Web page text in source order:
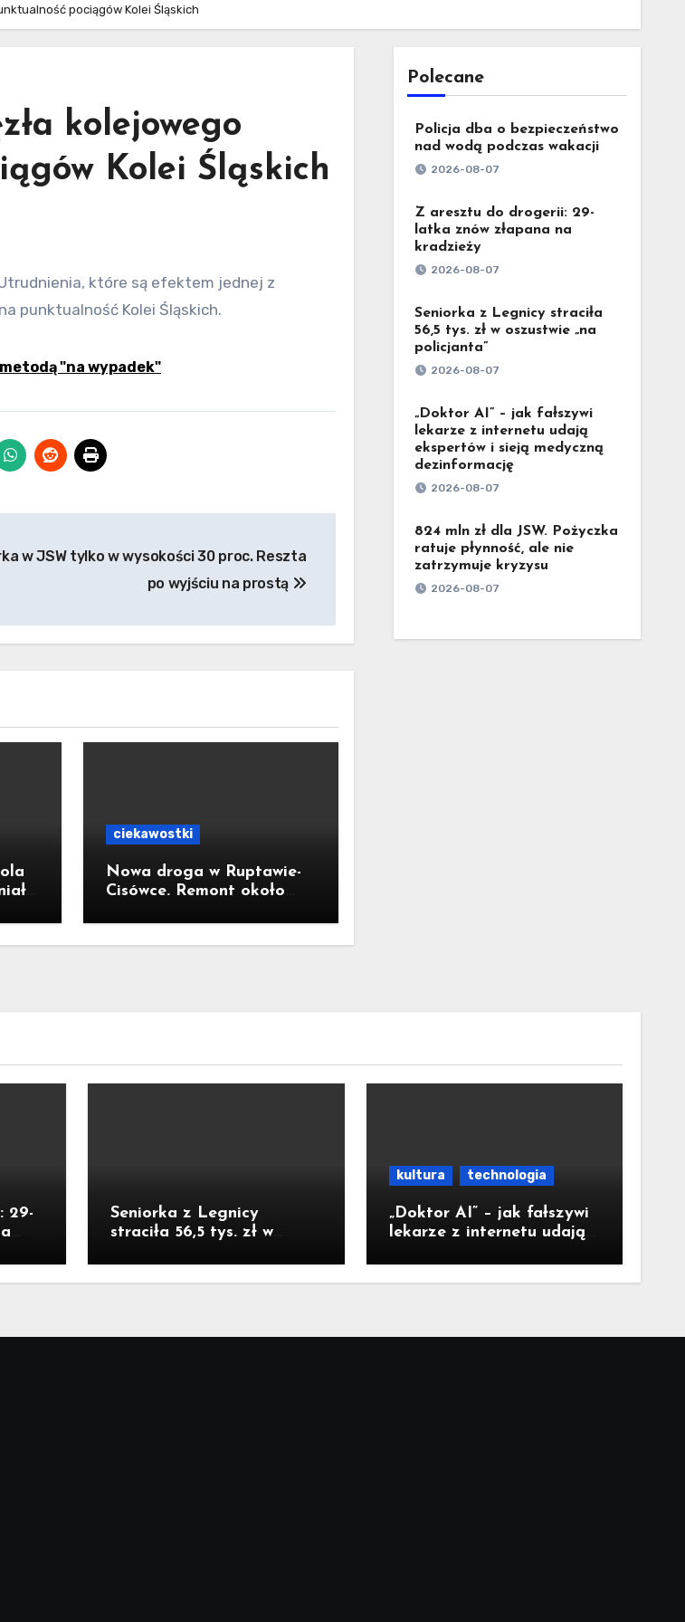
pociągów Kolei Śląskich
kolejowego
Kolei Śląskich
punktualność Kolei Śląskich.
"na wypadek"
w JSW tylko w wysokości 30 proc. Reszta
po wyjściu na prostą
ciekawostki
Nowa droga w Ruptawie-
Cisówce. Remont około
ul. Traugutta kosztował
pół miliona złotych
Polecane
Policja dba o bezpieczeństwo
nad wodą podczas wakacji
2026-08-07
Z aresztu do drogerii: 29-
latka znów złapana na
kradzieży
2026-08-07
Seniorka z Legnicy straciła
56,5 tys. zł w oszustwie „na
policjanta”
2026-08-07
„Doktor AI” – jak fałszywi
lekarze z internetu udają
ekspertów i sieją medyczną
dezinformację
2026-08-07
824 mln zł dla JSW. Pożyczka
ratuje płynność, ale nie
zatrzymuje kryzysu
2026-08-07
29-
Seniorka z Legnicy
straciła 56,5 tys. zł w
kultura technologia
„Doktor AI” – jak fałszywi
lekarze z internetu udają
medyczną dezinformację